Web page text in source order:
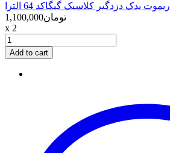
ریموت یدک دزدگیر کلاسیک گیگاکد 64 الترا
تومان1,100,000
x 2
Add to cart